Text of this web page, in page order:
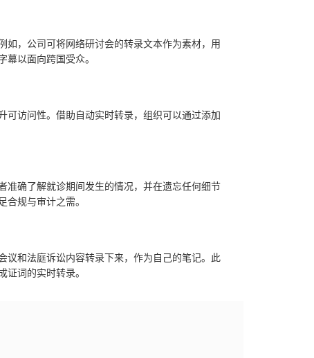
，公司可将网络研讨会的转录文本作为素材，用
以面向跨国受众。
可访问性。借助自动实时转录，组织可以通过添加
准确了解就诊期间发生的情况，并在遗忘任何细节
合规与审计之需。
议和法庭诉讼内容转录下来，作为自己的笔记。此
词的实时转录。